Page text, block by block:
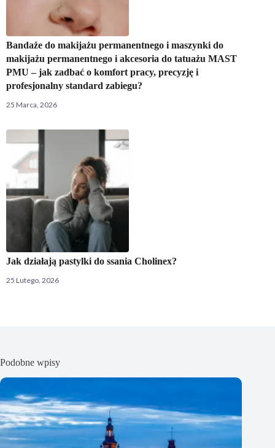
Bandaże do makijażu permanentnego i maszynki do
makijażu permanentnego i akcesoria do tatuażu MAST
PMU – jak zadbać o komfort pracy, precyzję i
profesjonalny standard zabiegu?
25 Marca, 2026
Jak działają pastylki do ssania Cholinex?
25 Lutego, 2026
Podobne wpisy